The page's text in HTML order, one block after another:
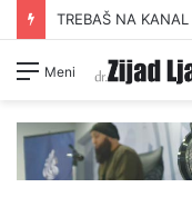
TREBAŠ NA KANAL
Meni